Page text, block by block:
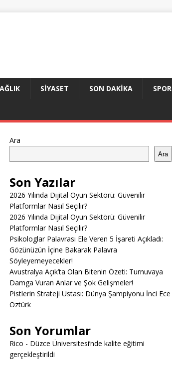
SIYASET SON DAKIKA SPOR
Ara
Ara
Son Yazılar
2026 Yılında Dijital Oyun Sektörü: Güvenilir
Platformlar Nasıl Seçilir?
2026 Yılında Dijital Oyun Sektörü: Güvenilir
Platformlar Nasıl Seçilir?
Psikologlar Palavrası Ele Veren 5 İşareti Açıkladı:
Gözünüzün İçine Bakarak Palavra
Söyleyemeyecekler!
Avustralya Açık’ta Olan Bitenin Özeti: Turnuvaya
Damga Vuran Anlar ve Şok Gelişmeler!
Pistlerin Strateji Ustası: Dünya Şampiyonu İnci Ece
Öztürk
Son Yorumlar
Rico - Düzce Üniversitesi’nde kalite eğitimi
gerçekleştirildi